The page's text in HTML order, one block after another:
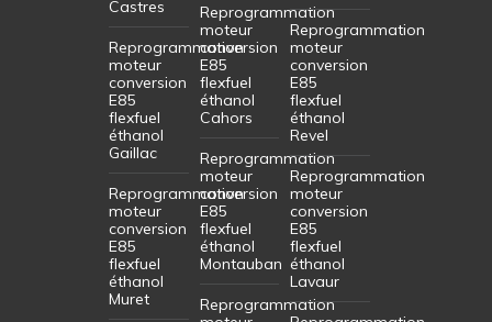
Castres
Reprogrammation
moteur
conversion
E85
flexfuel
éthanol
Gaillac
Reprogrammation
moteur
conversion
E85
flexfuel
éthanol
Muret
Reprogrammation
moteur
conversion
E85
flexfuel
éthanol
Cahors
Reprogrammation
moteur
conversion
E85
flexfuel
éthanol
Montauban
Reprogrammation
Reprogrammation
moteur
conversion
E85
flexfuel
éthanol
Revel
Reprogrammation
moteur
conversion
E85
flexfuel
éthanol
Lavaur